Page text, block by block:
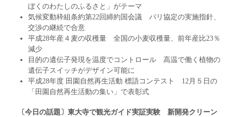
ぼくのわたしのふるさと」がテーマ
気候変動枠組条約第22回締約国会議 パリ協定の実施指針、
交渉の継続で合意
平成28年産４麦の収穫量 全国の小麦収穫量、前年産比23％
減少
目的の遺伝子発現を温度でコントロール 高温で働く植物の
遺伝子スイッチがデザイン可能に
平成28年度 田園自然再生活動 標語コンテスト 12月５日の
「田園自然再生活動の集い」で表彰式
〔今日の話題〕東大寺で観光ガイド実証実験 新開発クリーン